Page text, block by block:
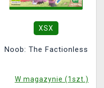
XSX
Noob: The Factionless
W magazynie (1szt.)